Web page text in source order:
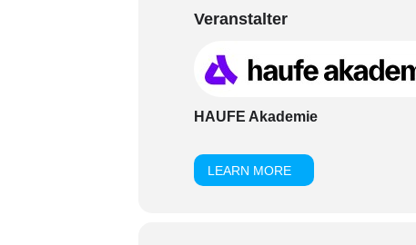
Veranstalter
HAUFE Akademie
LEARN MORE